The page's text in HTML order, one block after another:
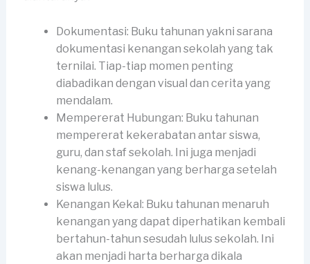
Dokumentasi: Buku tahunan yakni sarana
dokumentasi kenangan sekolah yang tak
ternilai. Tiap-tiap momen penting
diabadikan dengan visual dan cerita yang
mendalam.
Mempererat Hubungan: Buku tahunan
mempererat kekerabatan antar siswa,
guru, dan staf sekolah. Ini juga menjadi
kenang-kenangan yang berharga setelah
siswa lulus.
Kenangan Kekal: Buku tahunan menaruh
kenangan yang dapat diperhatikan kembali
bertahun-tahun sesudah lulus sekolah. Ini
akan menjadi harta berharga dikala